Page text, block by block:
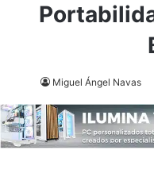
Miguel Ángel Navas